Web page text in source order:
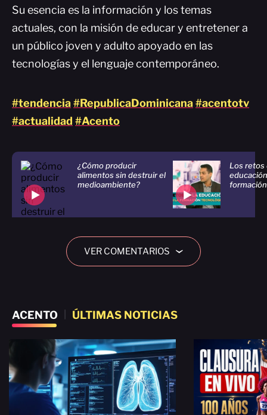
Su esencia es la información y los temas
actuales, con la misión de educar y entretener a
un público joven y adulto apoyado en las
tecnologías y el lenguaje contemporáneo.
#tendencia#RepublicaDominicana#acentotv
#actualidad #Acento
¿Cómo producir
alimentos sin destruir el
medioambiente?
Los retos
VER COMENTARIOS ›
ACENTO ÚLTIMAS NOTICIAS